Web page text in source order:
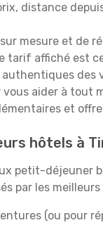
distance
mesure et de
tarif affiché est
des
aider à tout
et
hôtels à
petit-déjeuner
par les meilleurs
(ou pour